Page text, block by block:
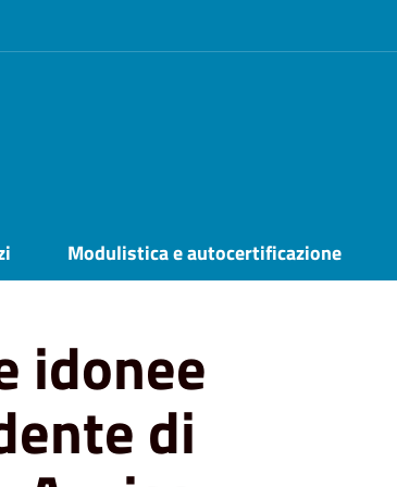
Modulistica e autocertificazione
di presidente di seggio elettorale -
idonee
di